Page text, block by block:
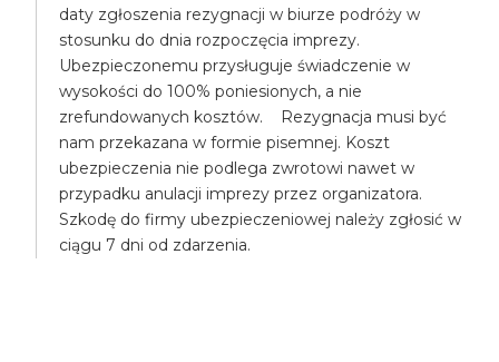
daty zgłoszenia rezygnacji w biurze podróży w
stosunku do dnia rozpoczęcia imprezy.
Ubezpieczonemu przysługuje świadczenie w
wysokości do 100% poniesionych, a nie
zrefundowanych kosztów. Rezygnacja musi być
nam przekazana w formie pisemnej. Koszt
ubezpieczenia nie podlega zwrotowi nawet w
przypadku anulacji imprezy przez organizatora.
Szkodę do firmy ubezpieczeniowej należy zgłosić w
ciągu 7 dni od zdarzenia.